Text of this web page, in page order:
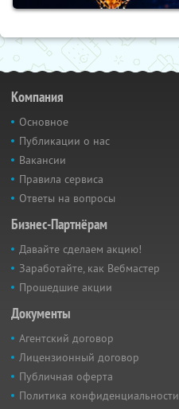
Компания
Основное
Публикации о нас
Вакансии
Правила сервиса
Ответы на вопросы
Бизнес-Партнёрам
Давайте сделаем акцию!
Заработайте, как Вебмастер
Прошедшие акции
Документы
Агентский договор
Лицензионный договор
Публичная оферта
Политика конфиденциальности